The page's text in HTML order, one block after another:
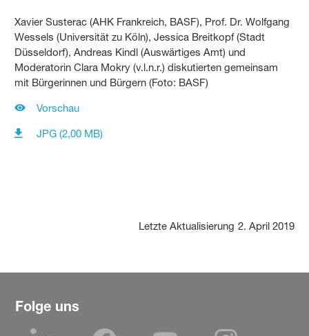
Xavier Susterac (AHK Frankreich, BASF), Prof. Dr. Wolfgang
Wessels (Universität zu Köln), Jessica Breitkopf (Stadt
Düsseldorf), Andreas Kindl (Auswärtiges Amt) und
Moderatorin Clara Mokry (v.l.n.r.) diskutierten gemeinsam
mit Bürgerinnen und Bürgern (Foto: BASF)
Vorschau
JPG (2,00 MB)
Letzte Aktualisierung 2. April 2019
Folge uns